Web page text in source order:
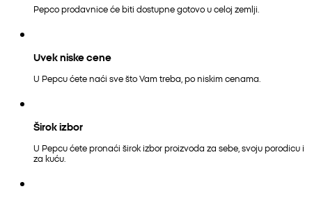
Pepco prodavnice će biti dostupne gotovo u celoj zemlji.
Uvek niske cene
U Pepcu ćete naći sve što Vam treba, po niskim cenama.
Širok izbor
U Pepcu ćete pronaći širok izbor proizvoda za sebe, svoju porodicu i
za kuću.